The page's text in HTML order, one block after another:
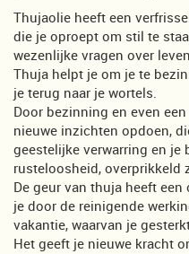
Thujaolie heeft een
die je oproept om stil te
wezenlijke vragen over
Thuja helpt je om je te
je terug naar je wortels.
Door bezinning en even
nieuwe inzichten opdoen,
geestelijke verwarring en je
rusteloosheid, overprikkeld
De geur van thuja heeft
je door de reinigende
vakantie, waarvan je
Het geeft je nieuwe kracht